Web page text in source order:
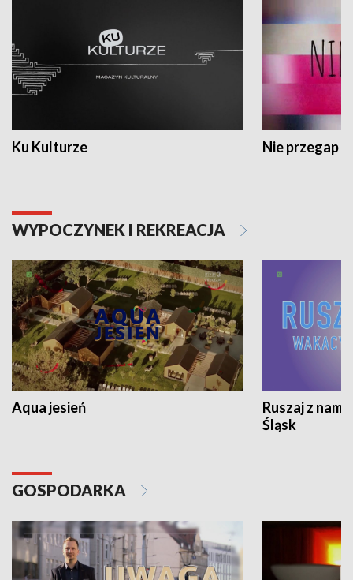
Ku Kulturze Nie przegap
WYPOCZYNEK I REKREACJA
Aqua jesień
Ruszaj z
Śląsk
GOSPODARKA